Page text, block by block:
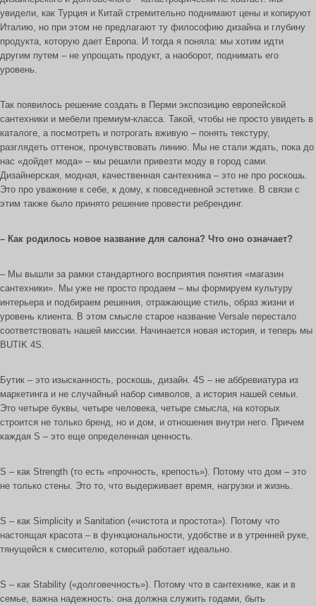
увидели, как Турция и Китай стремительно поднимают цены и копируют
Италию, но при этом не предлагают ту философию дизайна и глубину
продукта, которую дает Европа. И тогда я поняла: мы хотим идти
другим путем – не упрощать продукт, а наоборот, поднимать его
уровень.
Так появилось решение создать в Перми экспозицию европейской
сантехники и мебели премиум-класса. Такой, чтобы не просто увидеть в
каталоге, а посмотреть и потрогать вживую – понять текстуру,
разглядеть оттенок, прочувствовать линию. Мы не стали ждать, пока до
нас «дойдет мода» – мы решили привезти моду в город сами.
Дизайнерская, модная, качественная сантехника – это не про роскошь.
Это про уважение к себе, к дому, к повседневной эстетике. В связи с
этим также было принято решение провести ребрендинг.
– Как родилось новое название для салона? Что оно означает?
– Мы вышли за рамки стандартного восприятия понятия «магазин
сантехники». Мы уже не просто продаем – мы формируем культуру
интерьера и подбираем решения, отражающие стиль, образ жизни и
уровень клиента. В этом смысле старое название Versale перестало
соответствовать нашей миссии. Начинается новая история, и теперь мы
BUTIK 4S.
Бутик – это изысканность, роскошь, дизайн. 4S – не аббревиатура из
маркетинга и не случайный набор символов, а история нашей семьи.
Это четыре буквы, четыре человека, четыре смысла, на которых
строится не только бренд, но и дом, и отношения внутри него. Причем
каждая S – это еще определенная ценность.
S – как Strength (то есть «прочность, крепость»). Потому что дом – это
не только стены. Это то, что выдерживает время, нагрузки и жизнь.
S – как Simplicity и Sanitation («чистота и простота»). Потому что
настоящая красота – в функциональности, удобстве и в утренней руке,
тянущейся к смесителю, который работает идеально.
S – как Stability («долговечность»). Потому что в сантехнике, как и в
семье, важна надежность: она должна служить годами, быть